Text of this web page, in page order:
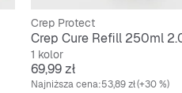
Crep Protect
Crep Cure Refill 250ml
1 kolor
Cena
69,99 zł
Najniższa cena:53,89 zł(+30 %)